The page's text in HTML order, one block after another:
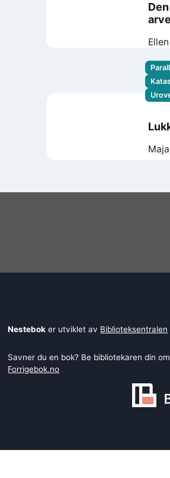
Nestebok er utviklet av Biblioteksentralen
Savner du en bok? Be bibliotekaren din
Forrigebok.no